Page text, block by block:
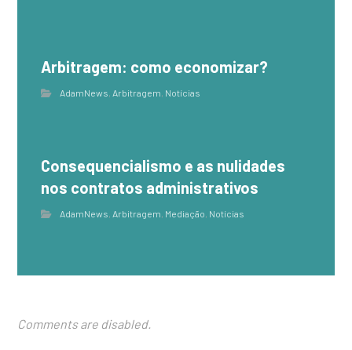
Arbitragem: como economizar?
AdamNews, Arbitragem, Notícias
Consequencialismo e as nulidades
nos contratos administrativos
AdamNews, Arbitragem, Mediação, Notícias
Comments are disabled.